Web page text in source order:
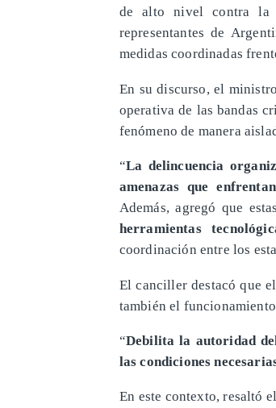
de alto nivel contra la
representantes de
medidas coordinadas
En su discurso, el
operativa de las bandas
fenómeno de manera
“La delincuencia
amenazas que
Además, agregó que
herramientas
coordinación entre los
El canciller destacó que
también el
“Debilita la autoridad
las condiciones
En este contexto, resaltó